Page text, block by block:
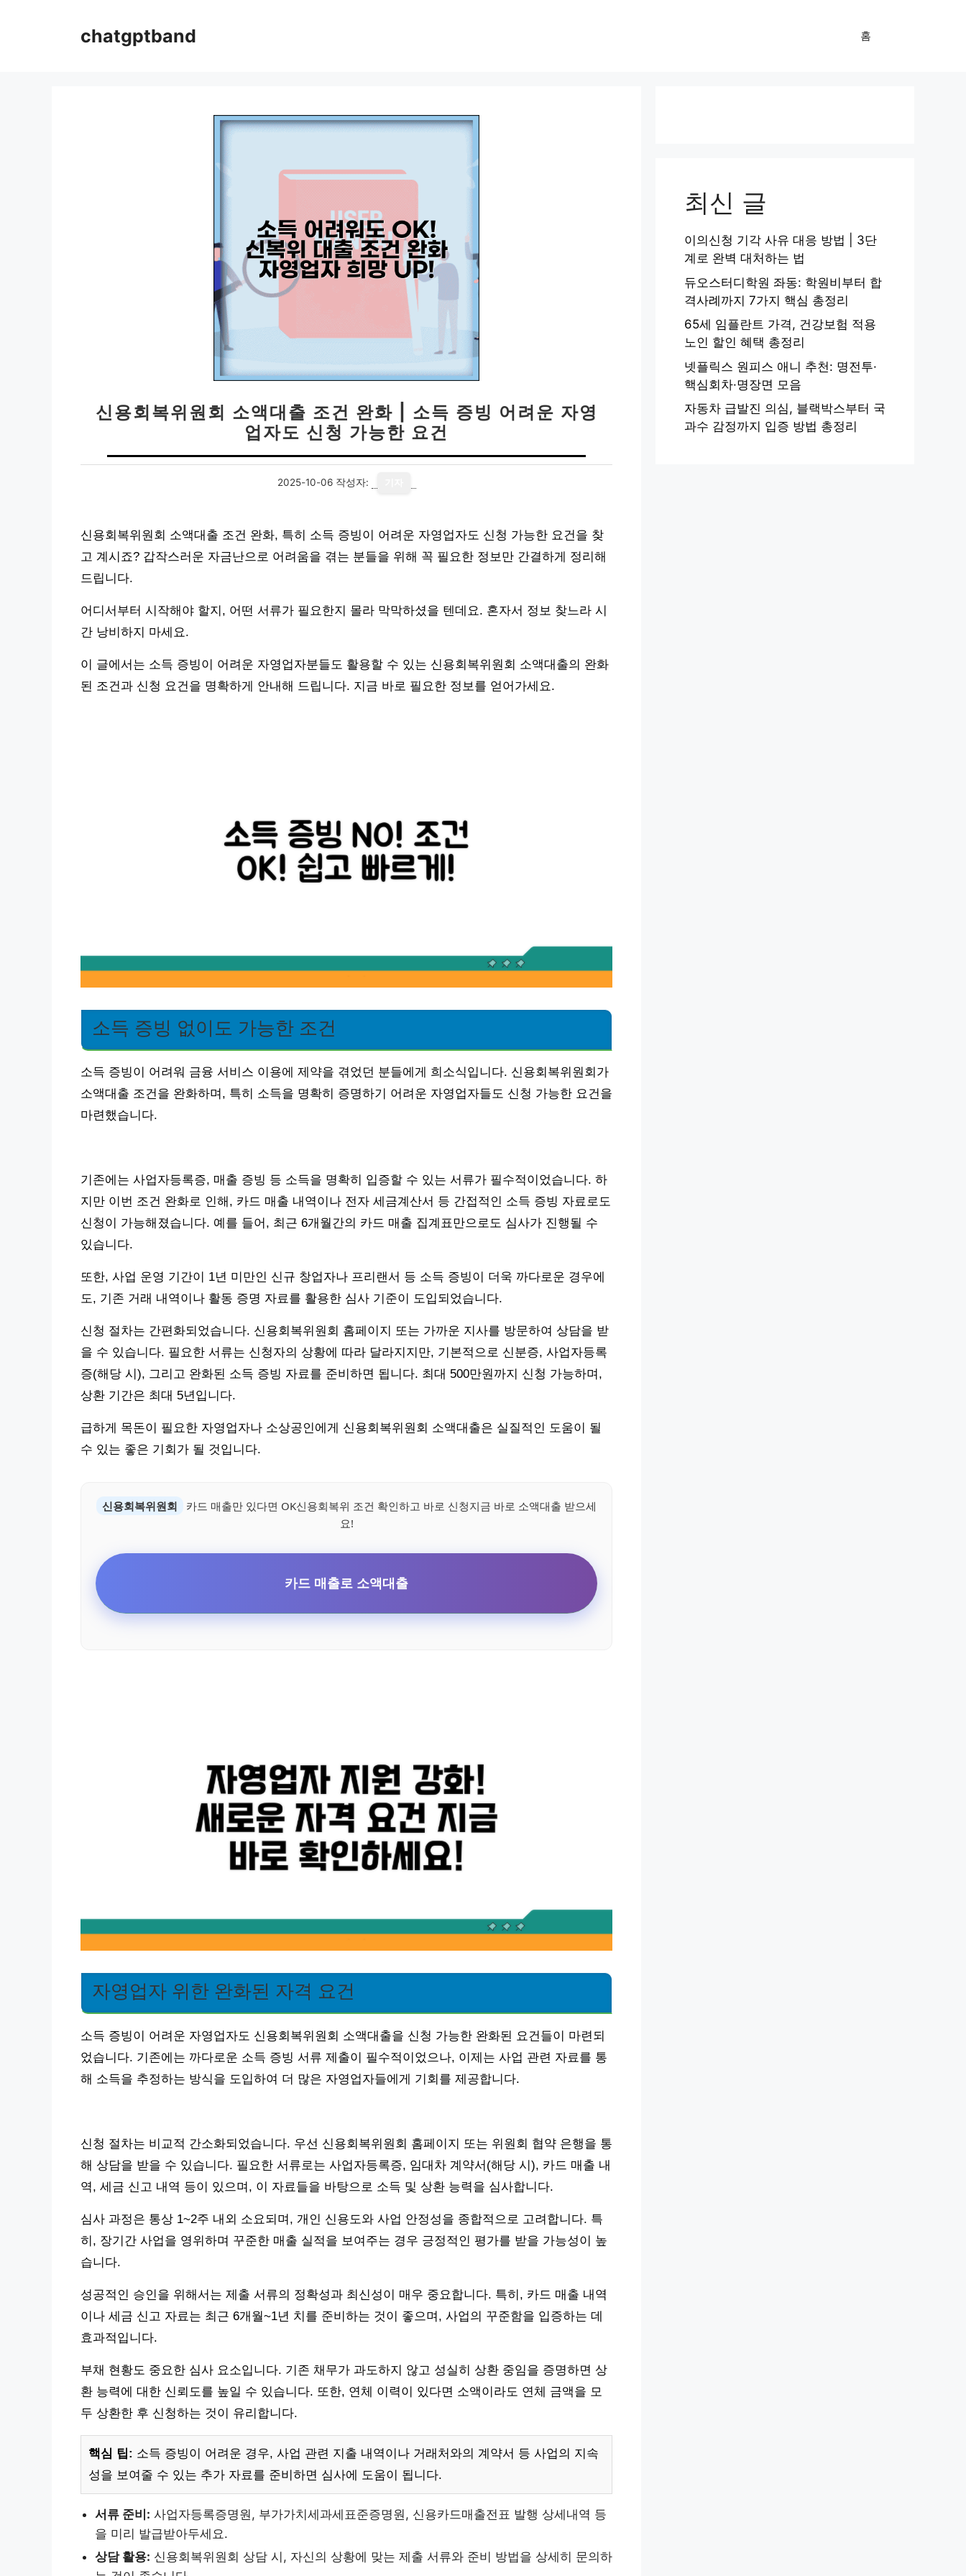
chatgptband 홈
신용회복위원회 소액대출 조건 완화 | 소득 증빙 어려운 자영
업자도 신청 가능한 요건
2025-10-06 작성자:
신용회복위원회 소액대출 조건 완화, 특히 소득 증빙이 어려운 자영업자도 신청 가능한 요건을 찾
고 계시죠? 갑작스러운 자금난으로 어려움을 겪는 분들을 위해 꼭 필요한 정보만 간결하게 정리해
드립니다.
어디서부터 시작해야 할지, 어떤 서류가 필요한지 몰라 막막하셨을 텐데요. 혼자서 정보 찾느라 시
간 낭비하지 마세요.
이 글에서는 소득 증빙이 어려운 자영업자분들도 활용할 수 있는 신용회복위원회 소액대출의 완화
된 조건과 신청 요건을 명확하게 안내해 드립니다. 지금 바로 필요한 정보를 얻어가세요.
소득 증빙 없이도 가능한 조건
소득 증빙이 어려워 금융 서비스 이용에 제약을 겪었던 분들에게 희소식입니다. 신용회복위원회가
소액대출 조건을 완화하며, 특히 소득을 명확히 증명하기 어려운 자영업자들도 신청 가능한 요건을
마련했습니다.
기존에는 사업자등록증, 매출 증빙 등 소득을 명확히 입증할 수 있는 서류가 필수적이었습니다. 하
지만 이번 조건 완화로 인해, 카드 매출 내역이나 전자 세금계산서 등 간접적인 소득 증빙 자료로도
신청이 가능해졌습니다. 예를 들어, 최근 6개월간의 카드 매출 집계표만으로도 심사가 진행될 수
있습니다.
또한, 사업 운영 기간이 1년 미만인 신규 창업자나 프리랜서 등 소득 증빙이 더욱 까다로운 경우에
도, 기존 거래 내역이나 활동 증명 자료를 활용한 심사 기준이 도입되었습니다.
신청 절차는 간편화되었습니다. 신용회복위원회 홈페이지 또는 가까운 지사를 방문하여 상담을 받
을 수 있습니다. 필요한 서류는 신청자의 상황에 따라 달라지지만, 기본적으로 신분증, 사업자등록
증(해당 시), 그리고 완화된 소득 증빙 자료를 준비하면 됩니다. 최대 500만원까지 신청 가능하며,
상환 기간은 최대 5년입니다.
급하게 목돈이 필요한 자영업자나 소상공인에게 신용회복위원회 소액대출은 실질적인 도움이 될
수 있는 좋은 기회가 될 것입니다.
신용회복위원회
카드 매출만 있다면 OK신용회복위 조건 확인하고 바로 신청지금 바로 소액대출 받으세
요!
카드 매출로 소액대출
자영업자 위한 완화된 자격 요건
소득 증빙이 어려운 자영업자도 신용회복위원회 소액대출을 신청 가능한 완화된 요건들이 마련되
었습니다. 기존에는 까다로운 소득 증빙 서류 제출이 필수적이었으나, 이제는 사업 관련 자료를 통
해 소득을 추정하는 방식을 도입하여 더 많은 자영업자들에게 기회를 제공합니다.
신청 절차는 비교적 간소화되었습니다. 우선 신용회복위원회 홈페이지 또는 위원회 협약 은행을 통
해 상담을 받을 수 있습니다. 필요한 서류로는 사업자등록증, 임대차 계약서(해당 시), 카드 매출 내
역, 세금 신고 내역 등이 있으며, 이 자료들을 바탕으로 소득 및 상환 능력을 심사합니다.
심사 과정은 통상 1~2주 내외 소요되며, 개인 신용도와 사업 안정성을 종합적으로 고려합니다. 특
히, 장기간 사업을 영위하며 꾸준한 매출 실적을 보여주는 경우 긍정적인 평가를 받을 가능성이 높
습니다.
성공적인 승인을 위해서는 제출 서류의 정확성과 최신성이 매우 중요합니다. 특히, 카드 매출 내역
이나 세금 신고 자료는 최근 6개월~1년 치를 준비하는 것이 좋으며, 사업의 꾸준함을 입증하는 데
효과적입니다.
부채 현황도 중요한 심사 요소입니다. 기존 채무가 과도하지 않고 성실히 상환 중임을 증명하면 상
환 능력에 대한 신뢰도를 높일 수 있습니다. 또한, 연체 이력이 있다면 소액이라도 연체 금액을 모
두 상환한 후 신청하는 것이 유리합니다.
핵심 팁: 소득 증빙이 어려운 경우, 사업 관련 지출 내역이나 거래처와의 계약서 등 사업의 지속
성을 보여줄 수 있는 추가 자료를 준비하면 심사에 도움이 됩니다.
서류 준비: 사업자등록증명원, 부가가치세과세표준증명원, 신용카드매출전표 발행 상세내역 등
을 미리 발급받아두세요.
상담 활용: 신용회복위원회 상담 시, 자신의 상황에 맞는 제출 서류와 준비 방법을 상세히 문의하
최신 글
이의신청 기각 사유 대응 방법 | 3단
계로 완벽 대처하는 법
듀오스터디학원 좌동: 학원비부터 합
격사례까지 7가지 핵심 총정리
65세 임플란트 가격, 건강보험 적용
노인 할인 혜택 총정리
넷플릭스 원피스 애니 추천: 명전투·
핵심회차·명장면 모음
자동차 급발진 의심, 블랙박스부터 국
과수 감정까지 입증 방법 총정리